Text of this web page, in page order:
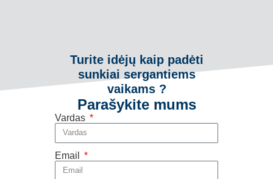
Turite idėjų kaip padėti
sunkiai sergantiems
vaikams ?
Parašykite mums
Vardas
Email